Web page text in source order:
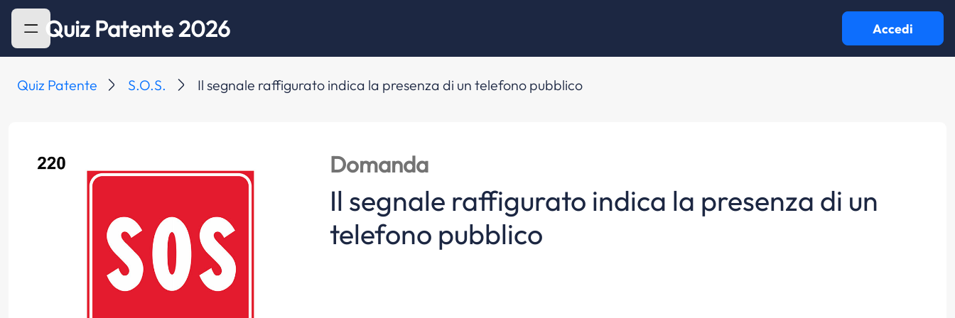
Quiz Patente 2026 Accedi
Quiz Patente S.O.S. Il segnale raffigurato indica la presenza di un telefono pubblico
Domanda
Il segnale raffigurato indica la presenza di un
telefono pubblico